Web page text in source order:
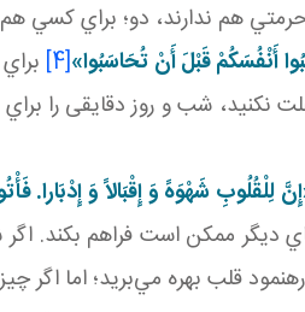
هم ندارند، دو؛ براي کسي هم
أَنْفُسَكُمْ قَبْلَ أَنْ تُحَاسَبُوا»[4]
نکنيد، شب و روز دقايقی را
لِلْقُلُوبِ شَهْوَهً وَ إِقْبَالاً وَ إِدْبَارا.
ديگر ممکن است فراهم بکند.
قلب بهره مي‌بريد؛ اما اگر